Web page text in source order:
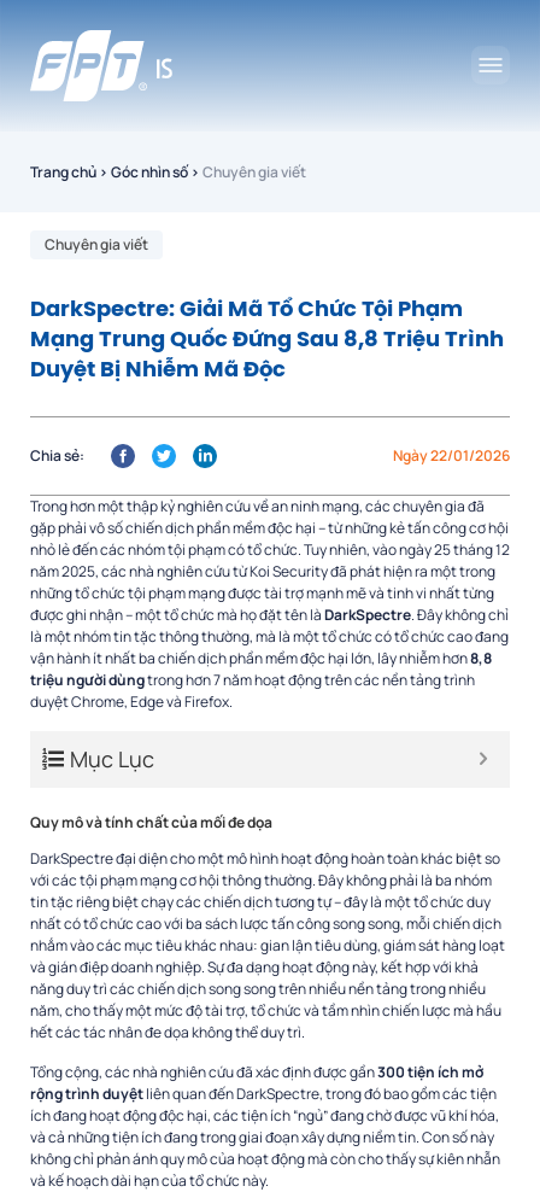
Trang chủ › Góc nhìn số› Chuyên gia viết
Chuyên gia viết
DarkSpectre: Giải Mã Tổ Chức Tội Phạm
Mạng Trung Quốc Đứng Sau 8,8 Triệu Trình
Duyệt Bị Nhiễm Mã Độc
Ngày 22/01/2026
Chia sẻ:
Trong hơn một thập kỷ nghiên cứu về an ninh mạng, các chuyên gia đã
gặp phải vô số chiến dịch phần mềm độc hại – từ những kẻ tấn công cơ hội
nhỏ lẻ đến các nhóm tội phạm có tổ chức. Tuy nhiên, vào ngày 25 tháng 12
năm 2025, các nhà nghiên cứu từ Koi Security đã phát hiện ra một trong
những tổ chức tội phạm mạng được tài trợ mạnh mẽ và tinh vi nhất từng
được ghi nhận – một tổ chức mà họ đặt tên làDarkSpectre. Đây không chỉ
là một nhóm tin tặc thông thường, mà là một tổ chức có tổ chức cao đang
vận hành ít nhất ba chiến dịch phần mềm độc hại lớn, lây nhiễm hơn8,8
triệu người dùngtrong hơn 7 năm hoạt động trên các nền tảng trình
duyệt Chrome, Edge và Firefox.​
Mục Lục
Quy mô và tính chất của mối đe dọa
DarkSpectre đại diện cho một mô hình hoạt động hoàn toàn khác biệt so
với các tội phạm mạng cơ hội thông thường. Đây không phải là ba nhóm
tin tặc riêng biệt chạy các chiến dịch tương tự – đây là một tổ chức duy
nhất có tổ chức cao với ba sách lược tấn công song song, mỗi chiến dịch
nhắm vào các mục tiêu khác nhau: gian lận tiêu dùng, giám sát hàng loạt
và gián điệp doanh nghiệp. Sự đa dạng hoạt động này, kết hợp với khả
năng duy trì các chiến dịch song song trên nhiều nền tảng trong nhiều
năm, cho thấy một mức độ tài trợ, tổ chức và tầm nhìn chiến lược mà hầu
hết các tác nhân đe dọa không thể duy trì.​
Tổng cộng, các nhà nghiên cứu đã xác định được gần300 tiện ích mở
rộng trình duyệtliên quan đến DarkSpectre, trong đó bao gồm các tiện
ích đang hoạt động độc hại, các tiện ích “ngủ” đang chờ được vũ khí hóa,
và cả những tiện ích đang trong giai đoạn xây dựng niềm tin. Con số này
không chỉ phản ánh quy mô của hoạt động mà còn cho thấy sự kiên nhẫn
và kế hoạch dài hạn của tổ chức này.​